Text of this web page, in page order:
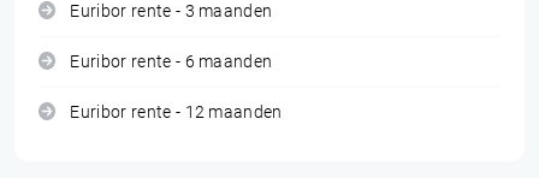
Euribor rente - 3 maanden
Euribor rente - 6 maanden
Euribor rente - 12 maanden